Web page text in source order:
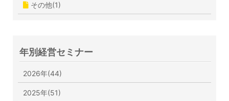
その他(1)
年別経営セミナー
2026年(44)
2025年(51)